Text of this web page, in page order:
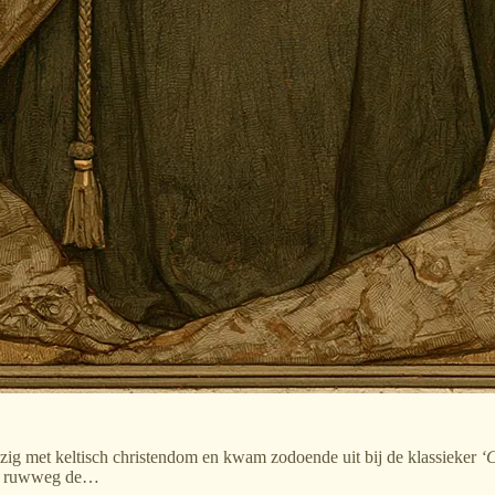
met keltisch christendom en kwam zodoende uit bij de klassieker
ruwweg de…